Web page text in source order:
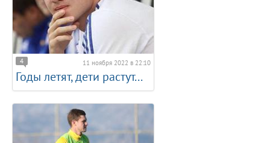
4 11 ноября 2022 в 22:10
Годы летят, дети растут...